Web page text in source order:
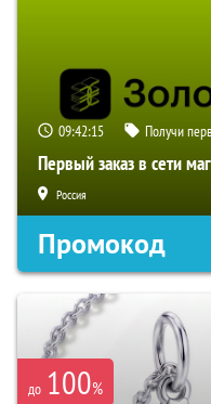
09:42:15 Получи
Первый заказ в сети
Россия
Промокод
до 100%